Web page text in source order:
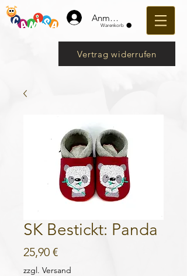
Warenkorb
Anmelden
Vertrag widerrufen
SK Bestickt: Panda
25,90 €Preis
zzgl. Versand